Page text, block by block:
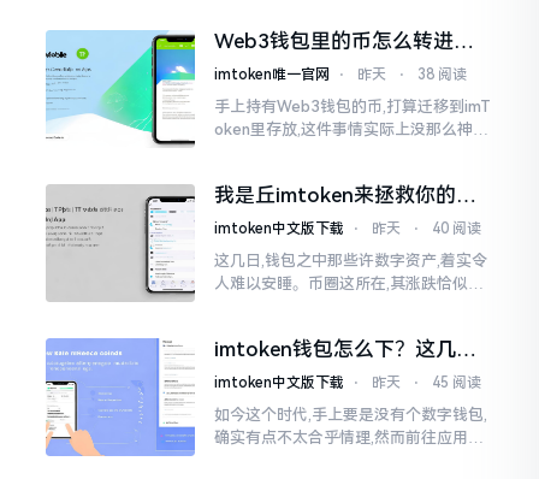
是陷阱。
Web3钱包里的币怎么转进
imToken？别慌，三步搞定
imtoken唯一官网 ⋅ 昨天 ⋅ 38 阅读
手上持有Web3钱包的币,打算迁移到imT
oken里存放,这件事情实际上没那么神秘
我是丘imtoken来拯救你的钱
包
imtoken中文版下载 ⋅ 昨天 ⋅ 40 阅读
这几日,钱包之中那些许数字资产,着实令
人难以安睡。币圈这所在,其涨跌恰似翻
堆币
imtoken钱包怎么下？这几种
靠谱路子别走歪
imtoken中文版下载 ⋅ 昨天 ⋅ 45 阅读
如今这个时代,手上要是没有个数字钱包,
确实有点不太合乎情理,然而前往应用商